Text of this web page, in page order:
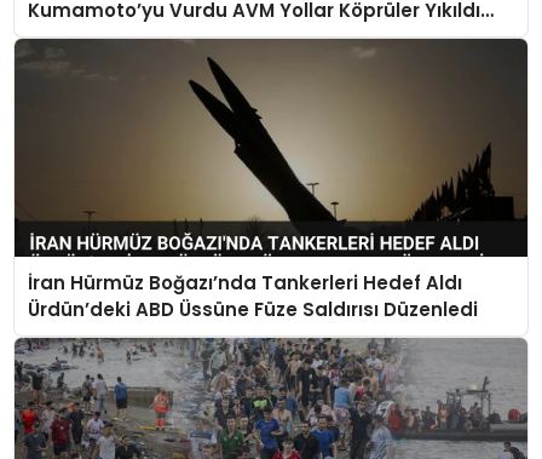
Kumamoto’yu Vurdu AVM Yollar Köprüler Yıkıldı
Çok Sayıda Can Kaybı Var
İran Hürmüz Boğazı’nda Tankerleri Hedef Aldı
Ürdün’deki ABD Üssüne Füze Saldırısı Düzenledi